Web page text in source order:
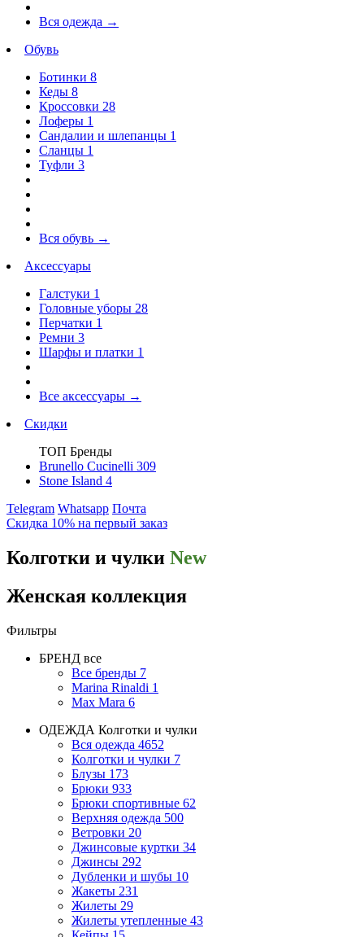
Вся одежда →
Обувь
Ботинки 8
Кеды 8
Кроссовки 28
Лоферы 1
Сандалии и шлепанцы 1
Сланцы 1
Туфли 3
Вся обувь →
Аксессуары
Галстуки 1
Головные уборы 28
Перчатки 1
Ремни 3
Шарфы и платки 1
Все аксессуары →
Скидки
ТОП Бренды
Brunello Cucinelli 309
Stone Island 4
Telegram Whatsapp Почта
Скидка 10% на первый заказ
Колготки и чулки New
Женская коллекция
Фильтры
БРЕНД все
Все бренды 7
Marina Rinaldi 1
Max Mara 6
ОДЕЖДА Колготки и чулки
Вся одежда 4652
Колготки и чулки 7
Блузы 173
Брюки 933
Брюки спортивные 62
Верхняя одежда 500
Ветровки 20
Джинсовые куртки 34
Джинсы 292
Дубленки и шубы 10
Жакеты 231
Жилеты 29
Жилеты утепленные 43